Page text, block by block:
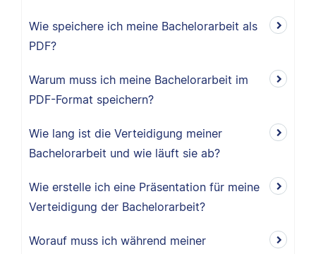
Wie speichere ich meine Bachelorarbeit als
PDF?
Warum muss ich meine Bachelorarbeit im
PDF-Format speichern?
Wie lang ist die Verteidigung meiner
Bachelorarbeit und wie läuft sie ab?
Wie erstelle ich eine Präsentation für meine
Verteidigung der Bachelorarbeit?
Worauf muss ich während meiner